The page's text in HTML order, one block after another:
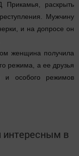
раскрыть
Мужчину
и на допросе он
женщина получила
режима, а ее друзья
особого режимов
в